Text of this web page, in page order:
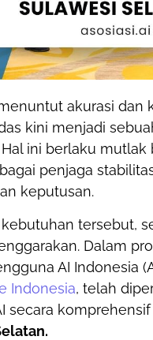
akurasi
kini menjadi
ini berlaku mutlak
penjaga
keputusan.
tersebut,
Dalam
AI Indonesia
Indonesia, telah
secara komprehensif